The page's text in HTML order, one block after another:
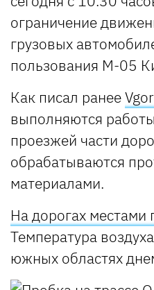
ограничение
грузовых
пользования М-05
Как писал ранее
выполняются
проезжей части
обрабатываются
материалами.
На дорогах местами
Температура
южных областях